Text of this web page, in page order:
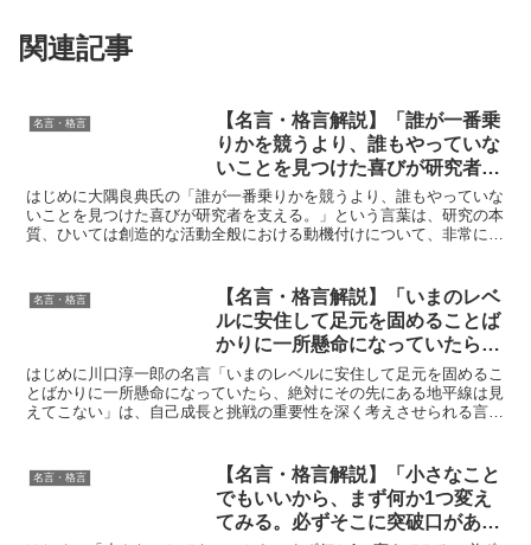
関連記事
名言・格言
【名言・格言解説】「誰が一番乗
りかを競うより、誰もやっていな
いことを見つけた喜びが研究者を
支える。」by 大隅 良典 の深い意
味と得られる教訓
はじめに大隅良典氏の「誰が一番乗りかを競うより、誰もやっていな
いことを見つけた喜びが研究者を支える。」という言葉は、研究の本
質、ひいては創造的な活動全般における動機付けについて、非常に重
名言・格言
【名言・格言解説】「いまのレベ
ルに安住して足元を固めることば
かりに一所懸命になっていたら、
絶対にその先にある地平線は見え
てこない」by 川口淳一郎の深い
意味と得られる教訓
はじめに川口淳一郎の名言「いまのレベルに安住して足元を固めるこ
とばかりに一所懸命になっていたら、絶対にその先にある地平線は見
えてこない」は、自己成長と挑戦の重要性を深く考えさせられる言葉
名言・格言
【名言・格言解説】「小さなこと
でもいいから、まず何か1つ変え
てみる。必ずそこに突破口があり